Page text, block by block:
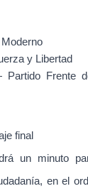
y Libertad
Partido Frente
final
un minuto
en el